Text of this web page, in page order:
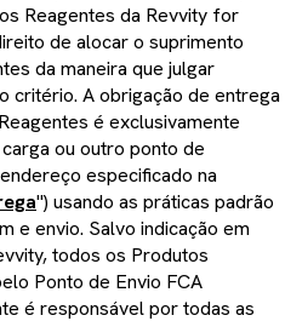
Reagentes da Revvity for
de alocar o suprimento
da maneira que julgar
critério. A obrigação de entrega
é exclusivamente
ou outro ponto de
especificado na
") usando as práticas padrão
e envio. Salvo indicação em
todos os Produtos
Ponto de Envio FCA
é responsável por todas as